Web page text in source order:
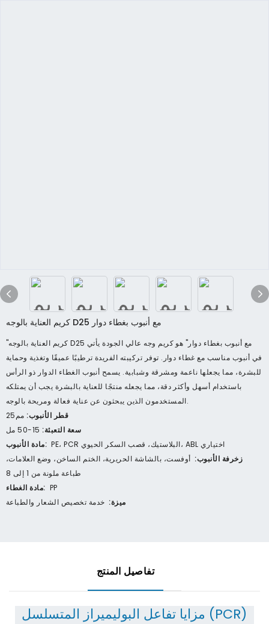
كريم العناية بالوجه D25 مع أنبوب بغطاء دوار
"كريم العناية بالوجه D25 مع أنبوب بغطاء دوار" هو كريم وجه عالي الجودة يأتي
في أنبوب مناسب مع غطاء دوار. توفر تركيبته الفريدة ترطيبًا عميقًا وتغذية وحماية
للبشرة، مما يجعلها ناعمة ومشرقة وشبابية. يسمح أنبوب الغطاء الدوار ذو الرأس
باستخدام أسهل وأكثر دقة، مما يجعله منتجًا للعناية بالبشرة يجب أن يمتلكه
المستخدمون الذين يبحثون عن عناية فعالة ومريحة بالوجه.
قطر الأنبوب: مم25
سعة التعبئة: 15-50 مل
مادة الأنبوب:
PE، PCR البلاستيك، قصب السكر الحيوي، ABL اختياري
زخرفة الأنبوب: أوفست، بالشاشة الحريرية، الختم الساخن، وضع العلامات،
طباعة ملونة من 1 إلى 8
مادة الغطاء: PP
ميزة: خدمة تخصيص الشعار والطباعة
تفاصيل المنتج
مزايا تفاعل البوليميراز المتسلسل (PCR)